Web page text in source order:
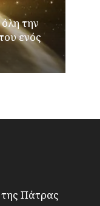
την
ενός
Πάτρας